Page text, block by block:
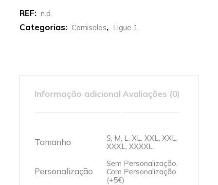
REF: n.d.
Categorias: Camisolas, Ligue 1
Informação adicional Avaliações (0)
Tamanho
S, M, L, XL, XXL, XXL,
XXXL, XXXXL
Personalização
Sem Personalização,
Com Personalização
(+5€)